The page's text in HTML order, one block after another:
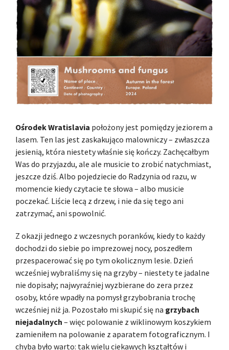
Ośrodek Wratislavia położony jest pomiędzy jeziorem a
lasem. Ten las jest zaskakująco malowniczy – zwłaszcza
jesienią, która niestety właśnie się kończy. Zachęcałbym
Was do przyjazdu, ale ale musicie to zrobić natychmiast,
jeszcze dziś. Albo pojedziecie do Radzynia od razu, w
momencie kiedy czytacie te słowa – albo musicie
poczekać. Liście lecą z drzew, i nie da się tego ani
zatrzymać, ani spowolnić.
Z okazji jednego z wczesnych poranków, kiedy to każdy
dochodzi do siebie po imprezowej nocy, poszedłem
przespacerować się po tym okolicznym lesie. Dzień
wcześniej wybraliśmy się na grzyby – niestety te jadalne
nie dopisały; najwyraźniej wyzbierane do zera przez
osoby, które wpadły na pomysł grzybobrania trochę
wcześniej niż ja. Pozostało mi skupić się na grzybach
niejadalnych – więc polowanie z wiklinowym koszykiem
zamieniłem na polowanie z aparatem fotograficznym. I
chyba było warto: tak wielu ciekawych kształtów i